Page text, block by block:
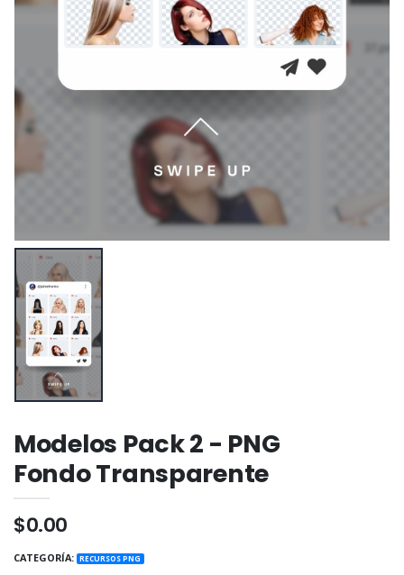
Modelos Pack 2 - PNG
Fondo Transparente
$0.00
CATEGORÍA: RECURSOS PNG